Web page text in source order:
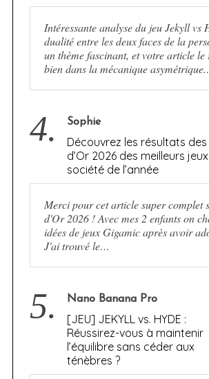
Intéressante analyse du jeu Jekyll vs
dualité entre les deux faces de la
un thème fascinant, et votre article
bien dans la mécanique
4. Sophie
Découvrez les résultats des
d’Or 2026 des meilleurs
société de l’année
Merci pour cet article super complet
d'Or 2026 ! Avec mes 2 enfants on
idées de jeux Gigamic après avoir
J'ai trouvé le…
5. Nano Banana Pro
[JEU] JEKYLL vs. HYDE :
Réussirez-vous à maintenir
l’équilibre sans céder aux
ténèbres ?